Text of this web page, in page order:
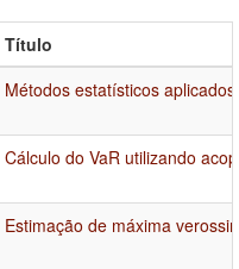
Título
Métodos estatísticos
Cálculo do VaR utilizando
Estimação de máxima